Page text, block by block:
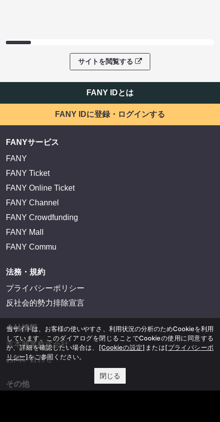
サイトを閲覧する
FANY IDとは
FANY IDに登録・ログインする
FANYサービス
FANY
FANY Ticket
FANY Online Ticket
FANY Channel
FANY Crowdfunding
FANY Mall
FANY Commu
法務・規約
プライバシーポリシー
反社会的勢力排除宣言
会社情報
吉本興業株式会社
お問い合わせ
その他
当サイトは、お客様の使いやすさ、利用状況の分析のためCookieを利用
しています。このダイアログを閉じることでCookieの使用に同意する
か、詳細を確認したい場合は、 [Cookieの設定] または[プライバシーポ
リシー]をご参照ください。
閉じる